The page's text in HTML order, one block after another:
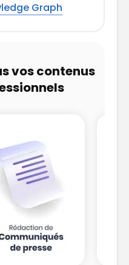
Graph
vos contenus